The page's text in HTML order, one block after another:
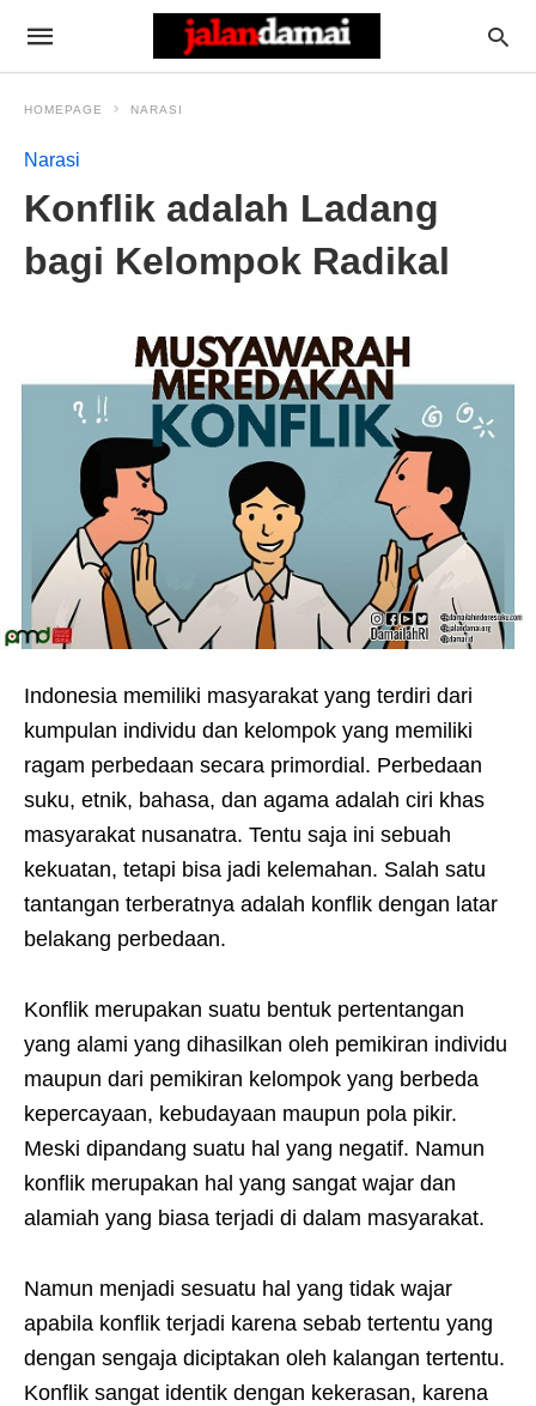
HOMEPAGE NARASI
Narasi
Konflik adalah Ladang
bagi Kelompok Radikal
Indonesia memiliki masyarakat yang terdiri dari
kumpulan individu dan kelompok yang memiliki
ragam perbedaan secara primordial. Perbedaan
suku, etnik, bahasa, dan agama adalah ciri khas
masyarakat nusanatra. Tentu saja ini sebuah
kekuatan, tetapi bisa jadi kelemahan. Salah satu
tantangan terberatnya adalah konflik dengan latar
belakang perbedaan.
Konflik merupakan suatu bentuk pertentangan
yang alami yang dihasilkan oleh pemikiran individu
maupun dari pemikiran kelompok yang berbeda
kepercayaan, kebudayaan maupun pola pikir.
Meski dipandang suatu hal yang negatif. Namun
konflik merupakan hal yang sangat wajar dan
alamiah yang biasa terjadi di dalam masyarakat.
Namun menjadi sesuatu hal yang tidak wajar
apabila konflik terjadi karena sebab tertentu yang
dengan sengaja diciptakan oleh kalangan tertentu.
Konflik sangat identik dengan kekerasan, karena